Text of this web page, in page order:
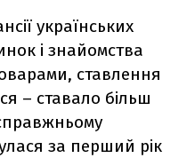
українських
і знайомства
ставлення
– ставало більш
за перший рік